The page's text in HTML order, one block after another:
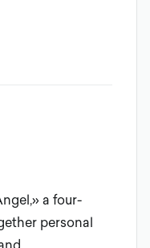
a four-
personal